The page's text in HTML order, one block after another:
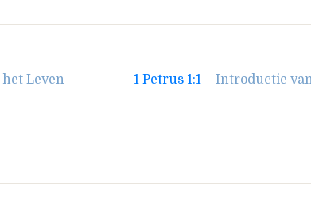
het Leven 1 Petrus 1:1 – Introductie